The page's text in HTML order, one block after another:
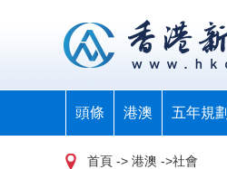
頭條 港澳 五年規劃
首頁 -> 港澳 ->社會